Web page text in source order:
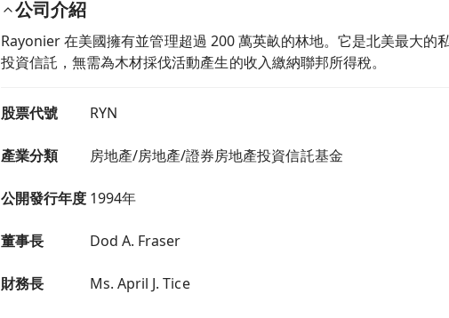
公司介紹
Rayonier 在美國擁有並管理超過 200 萬英畝的林地。它是北美最大
投資信託，無需為木材採伐活動產生的收入繳納聯邦所得稅。
股票代號 RYN
產業分類 房地產/房地產/證券房地產投資信託基金
公開發行年度 1994年
董事長 Dod A. Fraser
財務長 Ms. April J. Tice